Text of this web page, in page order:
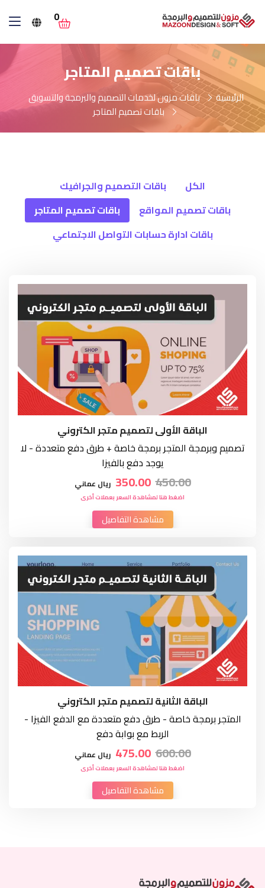
0
باقات تصميم المتاجر
الرئيسية
باقات مزون لخدمات التصميم والبرمجة والتسويق
باقات تصميم المتاجر
الكل
باقات التصميم والجرافيك
باقات تصميم المواقع
باقات تصميم المتاجر
باقات ادارة حسابات التواصل الاجتماعي
الباقة الأولى لتصميم متجر الكتروني
تصميم وبرمجة المتجر برمجة خاصة + طرق دفع متعددة - لا
يوجد دفع بالفيزا
450.00
350.00 ريال عماني
اضغط هنا لمشاهدة السعر بعملات أخرى
مشاهدة التفاصيل
الباقة الثانية لتصميم متجر الكتروني
المتجر برمجة خاصة - طرق دفع متعددة مع الدفع الفيزا -
الربط مع بوابة دفع
600.00
475.00 ريال عماني
اضغط هنا لمشاهدة السعر بعملات أخرى
مشاهدة التفاصيل